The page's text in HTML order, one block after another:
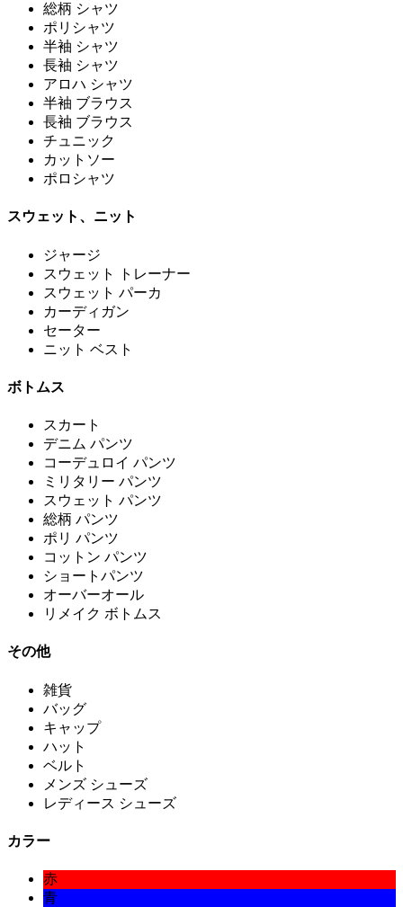
総柄 シャツ
ポリシャツ
半袖 シャツ
長袖 シャツ
アロハ シャツ
半袖 ブラウス
長袖 ブラウス
チュニック
カットソー
ポロシャツ
スウェット、ニット
ジャージ
スウェット トレーナー
スウェット パーカ
カーディガン
セーター
ニット ベスト
ボトムス
スカート
デニム パンツ
コーデュロイ パンツ
ミリタリー パンツ
スウェット パンツ
総柄 パンツ
ポリ パンツ
コットン パンツ
ショートパンツ
オーバーオール
リメイク ボトムス
その他
雑貨
バッグ
キャップ
ハット
ベルト
メンズ シューズ
レディース シューズ
カラー
赤
青